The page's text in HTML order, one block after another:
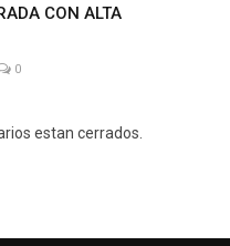
CON ALTA
0
estan cerrados.